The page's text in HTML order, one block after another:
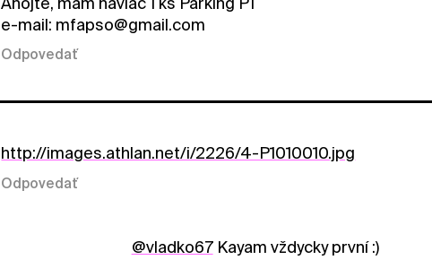
e-mail: mfapso@gmail.com
Odpovedať
http://images.athlan.net/i/2226/4-P1010010.jpg
Odpovedať
@vladko67Kayam vždycky první :)